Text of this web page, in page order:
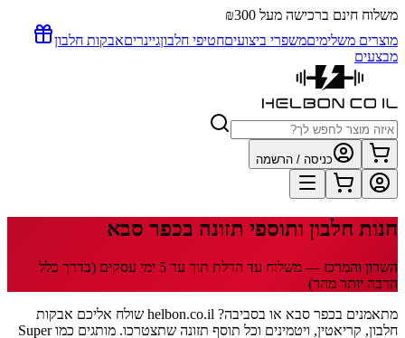
משלוח חינם ברכישה מעל ₪300
מוצרים משלימיםמשפרי ביצועיםחטיפי חלבוןגיינריםאבקות חלבון
מבצעים
כניסה / הרשמה
חנות חלבון ותוספי תזונה בכפר סבא
השרון והמרכז — משלוח עד הדלת תוך עד 5 ימי עסקים (בדרך כלל
הרבה יותר מהר)
מתאמנים בכפר סבא או בסביבה? helbon.co.il שולח אליכם אבקות
חלבון, קריאטין, ויטמינים וכל תוסף תזונה שתצטרכו. מותגים כמו Super